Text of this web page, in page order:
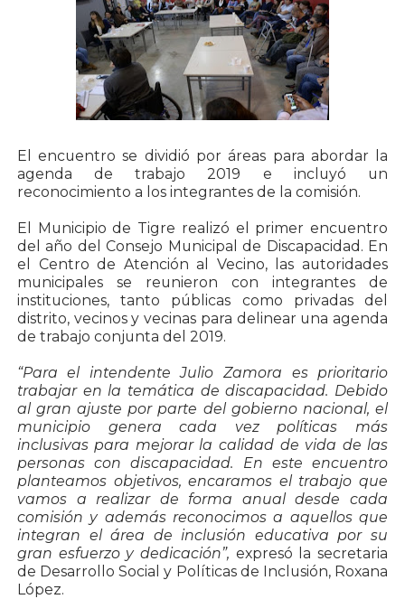
El encuentro se dividió por áreas para abordar la
agenda de trabajo 2019 e incluyó un
reconocimiento a los integrantes de la comisión.
El Municipio de Tigre realizó el primer encuentro
del año del Consejo Municipal de Discapacidad. En
el Centro de Atención al Vecino, las autoridades
municipales se reunieron con integrantes de
instituciones, tanto públicas como privadas del
distrito, vecinos y vecinas para delinear una agenda
de trabajo conjunta del 2019.
“Para el intendente Julio Zamora es prioritario
trabajar en la temática de discapacidad. Debido
al gran ajuste por parte del gobierno nacional, el
municipio genera cada vez políticas más
inclusivas para mejorar la calidad de vida de las
personas con discapacidad. En este encuentro
planteamos objetivos, encaramos el trabajo que
vamos a realizar de forma anual desde cada
comisión y además reconocimos a aquellos que
integran el área de inclusión educativa por su
gran esfuerzo y dedicación”, expresó la secretaria
de Desarrollo Social y Políticas de Inclusión, Roxana
López.